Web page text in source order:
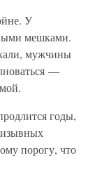
У
мешками.
мужчины
—
годы,
порогу, что